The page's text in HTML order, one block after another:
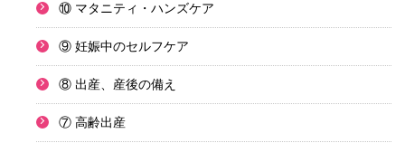
⑩ マタニティ・ハンズケア
⑨ 妊娠中のセルフケア
⑧ 出産、産後の備え
⑦ 高齢出産